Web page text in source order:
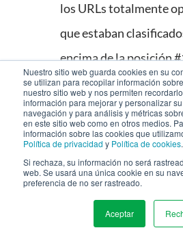
Nuestro sitio web guarda cookies en su
se utilizan para recopilar información
nuestro sitio web y nos permiten
información para mejorar y personalizar
navegación y para análisis y métricas
en este sitio web como en otros medios.
información sobre las cookies que
Política de privacidad y Política de cookies.
Si rechaza, su información no será
web. Se usará una única cookie en su
preferencia de no ser rastreado.
Aceptar
los URLs totalmente
que estaban
encima de la posición
resultados de
Por ejemplo, este es el
destacado en la
la búsqueda, “
What is
box?” (“¿qué es un
Android TV?”). Fíjese
fragmento destacado